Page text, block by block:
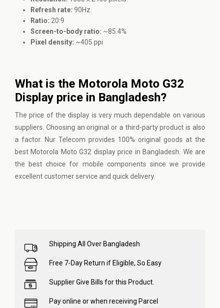
Refresh rate: 90Hz
Ratio: 20:9
Screen-to-body ratio: ~85.4%
Pixel density: ~405 ppi
What is the Motorola Moto G32
Display price in Bangladesh?
The price of the display is very much dependable on various
suppliers. Choosing an original or a third-party product is also
a factor. Nur Telecom provides 100% original goods at the
best Motorola Moto G32 display price in Bangladesh. We are
the best choice for mobile components since we provide
excellent customer service and quick delivery.
Shipping All Over Bangladesh
Free 7-Day Return if Eligible, So Easy
Supplier Give Bills for this Product.
Pay online or when receiving Parcel